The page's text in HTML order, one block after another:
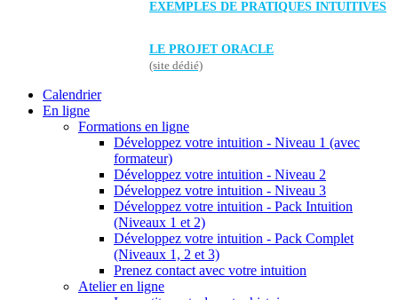
EXEMPLES DE PRATIQUES INTUITIVES
LE PROJET ORACLE
(site dédié)
Calendrier
En ligne
Formations en ligne
Développez votre intuition - Niveau 1 (avec
formateur)
Développez votre intuition - Niveau 2
Développez votre intuition - Niveau 3
Développez votre intuition - Pack Intuition
(Niveaux 1 et 2)
Développez votre intuition - Pack Complet
(Niveaux 1, 2 et 3)
Prenez contact avec votre intuition
Atelier en ligne